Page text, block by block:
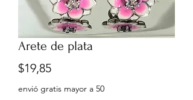
Arete de plata
$19,85Precio
envió gratis mayor a 50